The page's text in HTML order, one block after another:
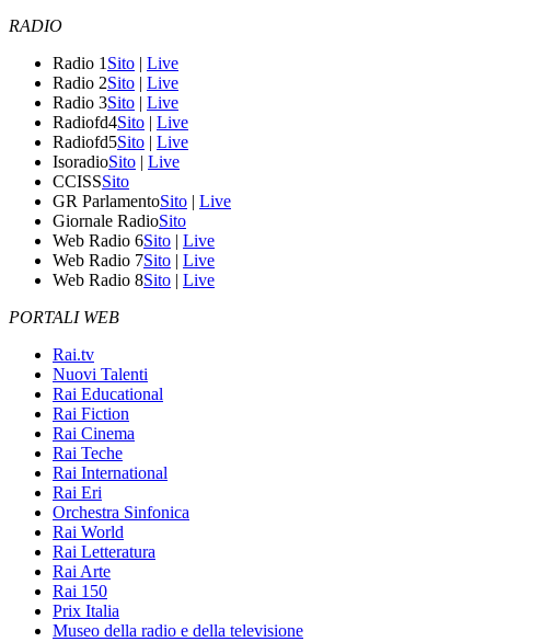
RADIO
Radio 1 Sito | Live
Radio 2Sito | Live
Radio 3Sito | Live
Radiofd4Sito | Live
Radiofd5Sito | Live
IsoradioSito | Live
CCISSSito
GR ParlamentoSito | Live
Giornale RadioSito
Web Radio 6Sito | Live
Web Radio 7Sito | Live
Web Radio 8Sito | Live
PORTALI WEB
Rai.tv
Nuovi Talenti
Rai Educational
Rai Fiction
Rai Cinema
Rai Teche
Rai International
Rai Eri
Orchestra Sinfonica
Rai World
Rai Letteratura
Rai Arte
Rai 150
Prix Italia
Museo della radio e della televisione